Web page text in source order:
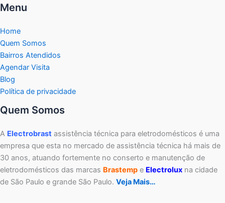
Menu
Home
Quem Somos
Bairros Atendidos
Agendar Visita
Blog
Política de privacidade
Quem Somos
A Electrobrast assistência técnica para eletrodomésticos é uma
empresa que esta no mercado de assistência técnica há mais de
30 anos, atuando fortemente no conserto e manutenção de
eletrodomésticos das marcas Brastemp e Electrolux na cidade
de São Paulo e grande São Paulo. Veja Mais…